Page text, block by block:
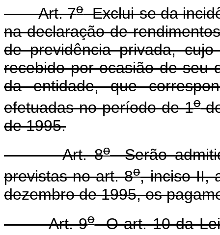
Art. 7oExclui-se da
na declaração de
de previdência privada,
recebido por ocasião de seu
da entidade, que
efetuadas no período de 1o
de 1995.
Art. 8oSerão
previstas no art. 8o, inciso II,
dezembro de 1995, os
Art. 9oO art. 10 da